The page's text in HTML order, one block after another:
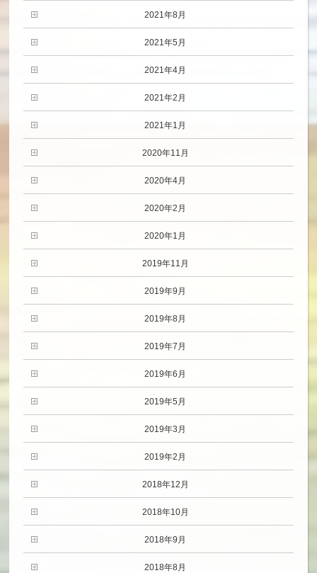
2021年8月
2021年5月
2021年4月
2021年2月
2021年1月
2020年11月
2020年4月
2020年2月
2020年1月
2019年11月
2019年9月
2019年8月
2019年7月
2019年6月
2019年5月
2019年3月
2019年2月
2018年12月
2018年10月
2018年9月
2018年8月